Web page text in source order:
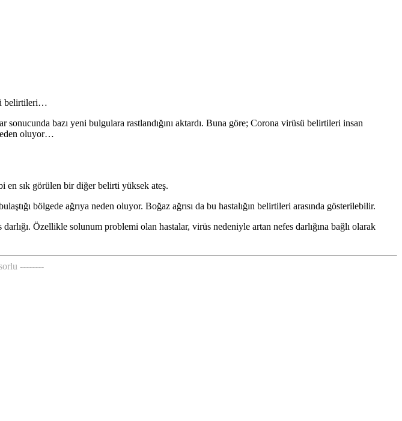
belirtileri…
bazı yeni bulgulara rastlandığını aktardı. Buna göre; Corona virüsü belirtileri insan
oluyor…
en sık görülen bir diğer belirti yüksek ateş.
bölgede ağrıya neden oluyor. Boğaz ağrısı da bu hastalığın belirtileri arasında gösterilebilir.
Özellikle solunum problemi olan hastalar, virüs nedeniyle artan nefes darlığına bağlı olarak
--------